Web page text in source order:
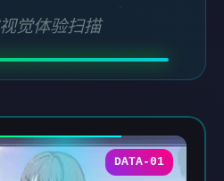
觉体验扫描
DATA-01